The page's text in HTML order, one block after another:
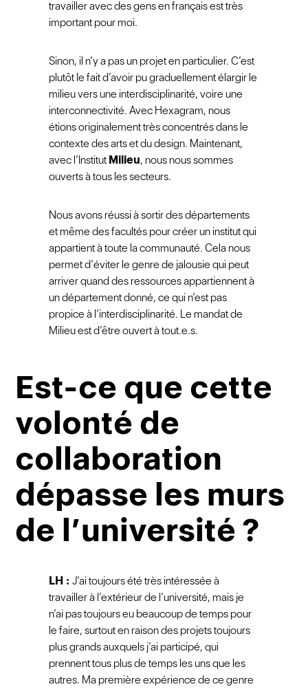
travailler avec des gens en français est très
important pour moi.
Sinon, il n’y a pas un projet en particulier. C’est
plutôt le fait d’avoir pu graduellement élargir le
milieu vers une interdisciplinarité, voire une
interconnectivité. Avec Hexagram, nous
étions originalement très concentrés dans le
contexte des arts et du design. Maintenant,
avec l’Institut Milieu, nous nous sommes
ouverts à tous les secteurs.
Nous avons réussi à sortir des départements
et même des facultés pour créer un institut qui
appartient à toute la communauté. Cela nous
permet d’éviter le genre de jalousie qui peut
arriver quand des ressources appartiennent à
un département donné, ce qui n’est pas
propice à l’interdisciplinarité. Le mandat de
Milieu est d’être ouvert à tout.e.s.
Est-ce que cette
volonté de
collaboration
dépasse les murs
de l’université ?
LH : J’ai toujours été très intéressée à
travailler à l’extérieur de l’université, mais je
n’ai pas toujours eu beaucoup de temps pour
le faire, surtout en raison des projets toujours
plus grands auxquels j’ai participé, qui
prennent tous plus de temps les uns que les
autres. Ma première expérience de ce genre